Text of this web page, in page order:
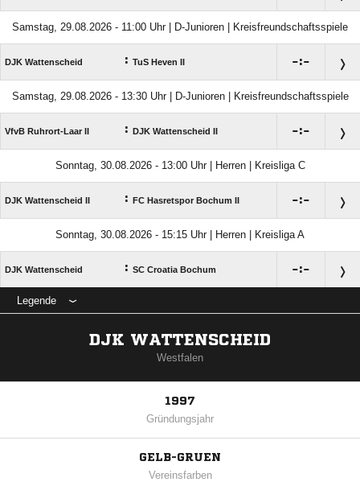
Samstag, 29.08.2026 - 11:00 Uhr | D-Junioren | Kreisfreundschaftsspiele
DJK Wattenscheid : TuS Heven II :
Samstag, 29.08.2026 - 13:30 Uhr | D-Junioren | Kreisfreundschaftsspiele
VfvB Ruhrort-Laar II : DJK Wattenscheid II :
Sonntag, 30.08.2026 - 13:00 Uhr | Herren | Kreisliga C
DJK Wattenscheid II : FC Hasretspor Bochum II :
Sonntag, 30.08.2026 - 15:15 Uhr | Herren | Kreisliga A
DJK Wattenscheid : SC Croatia Bochum :
Legende
DJK WATTENSCHEID
Westfalen
1997
Gründungsjahr
GELB-GRUEN
Vereinsfarben